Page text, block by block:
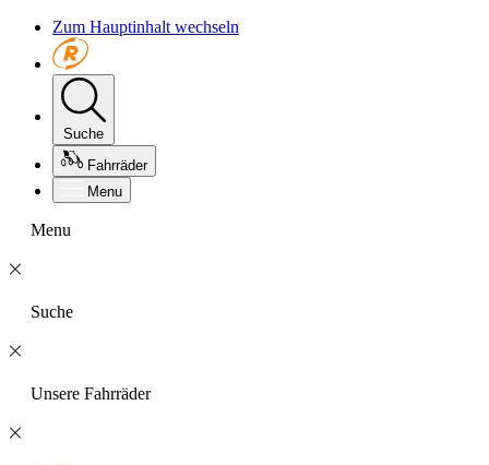
Zum Hauptinhalt wechseln
Suche
Fahrräder
Menu
Menu
Suche
Unsere Fahrräder